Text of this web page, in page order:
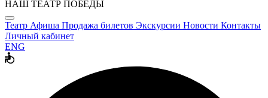
НАШ ТЕАТР ПОБЕДЫ
Театр Афиша Продажа билетов Экскурсии Новости Контакты
Личный кабинет
ENG